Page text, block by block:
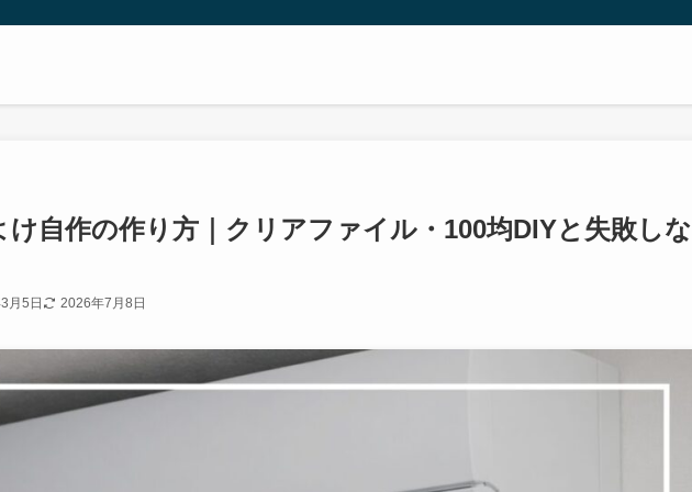
け自作の作り方｜クリアファイル・100均DIYと失敗しな
月5日 2026年7月8日